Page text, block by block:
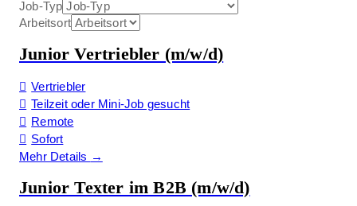
Job-Typ
Arbeitsort
Junior Vertriebler (m/w/d)
Vertriebler
Teilzeit oder Mini-Job gesucht
Remote
Sofort
Mehr Details
Junior Texter im B2B (m/w/d)